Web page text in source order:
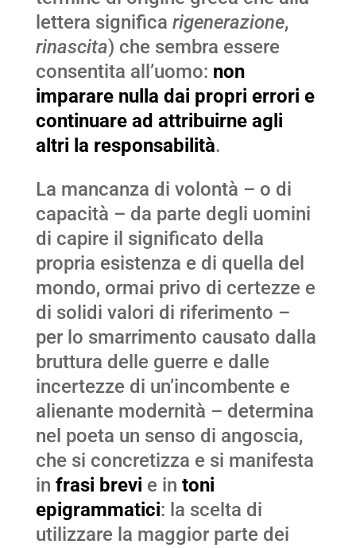
lettera significa rigenerazione,
rinascita) che sembra essere
consentita all’uomo: non
imparare nulla dai propri errori e
continuare ad attribuirne agli
altri la responsabilità.
La mancanza di volontà – o di
capacità – da parte degli uomini
di capire il significato della
propria esistenza e di quella del
mondo, ormai privo di certezze e
di solidi valori di riferimento –
per lo smarrimento causato dalla
bruttura delle guerre e dalle
incertezze di un’incombente e
alienante modernità – determina
nel poeta un senso di angoscia,
che si concretizza e si manifesta
in frasi brevi e in toni
epigrammatici: la scelta di
utilizzare la maggior parte dei